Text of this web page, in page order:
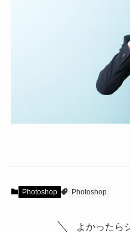
Photoshop Photoshop
よかったら